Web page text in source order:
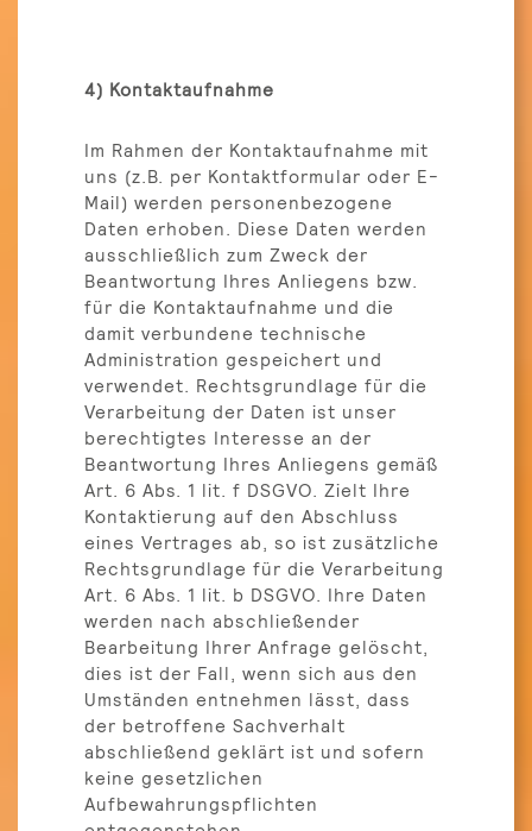
4) Kontaktaufnahme
Im Rahmen der Kontaktaufnahme mit
uns (z.B. per Kontaktformular oder E-
Mail) werden personenbezogene
Daten erhoben. Diese Daten werden
ausschließlich zum Zweck der
Beantwortung Ihres Anliegens bzw.
für die Kontaktaufnahme und die
damit verbundene technische
Administration gespeichert und
verwendet. Rechtsgrundlage für die
Verarbeitung der Daten ist unser
berechtigtes Interesse an der
Beantwortung Ihres Anliegens gemäß
Art. 6 Abs. 1 lit. f DSGVO. Zielt Ihre
Kontaktierung auf den Abschluss
eines Vertrages ab, so ist zusätzliche
Rechtsgrundlage für die Verarbeitung
Art. 6 Abs. 1 lit. b DSGVO. Ihre Daten
werden nach abschließender
Bearbeitung Ihrer Anfrage gelöscht,
dies ist der Fall, wenn sich aus den
Umständen entnehmen lässt, dass
der betroffene Sachverhalt
abschließend geklärt ist und sofern
keine gesetzlichen
Aufbewahrungspflichten